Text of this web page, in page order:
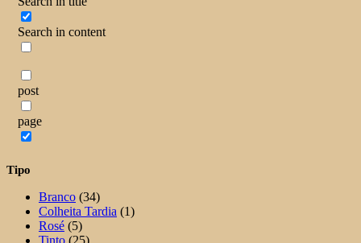
Search in content
post
page
Tipo
Branco (34)
Colheita Tardia (1)
Rosé (5)
Tinto (25)